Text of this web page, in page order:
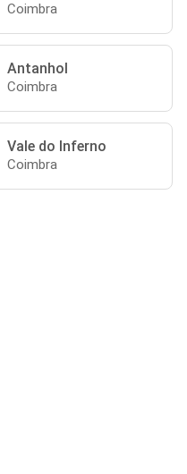
Coimbra
Antanhol
Coimbra
Vale do Inferno
Coimbra